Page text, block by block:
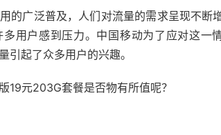
的广泛普及，人们对流量的需求呈现不断
用户感到压力。中国移动为了应对这一
引起了众多用户的兴趣。
19元203G套餐是否物有所值呢？